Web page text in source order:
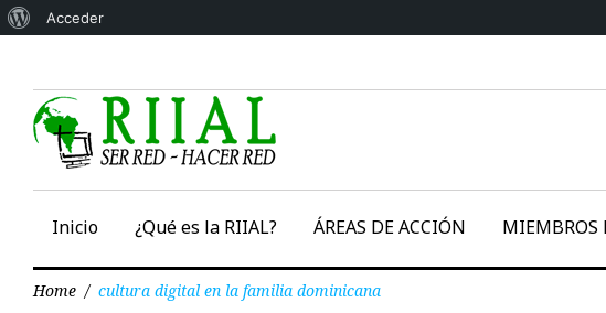
content
Inicio ¿Qué es la RIIAL? ÁREAS DE ACCIÓN MIEMBROS
Home / cultura digital en la familia dominicana
Acerca
WordPress
Acceder